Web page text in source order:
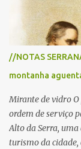
participantes e do
da região serão
A largada será na
para cerca de
cronograma da
as interdições
//NOTAS
montanha
Mirante de vidro
ordem de serviço
Alto da Serra,
turismo da cidade,